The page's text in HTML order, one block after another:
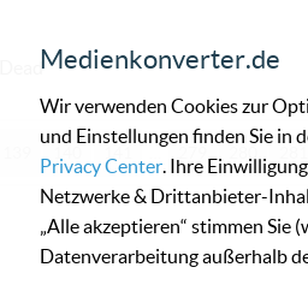
…
Medienkonverter.de
Wir verwenden Cookies zur
und Einstellungen finden Sie in
Privacy Center. Ihre
Netzwerke & Drittanbieter-
„Alle akzeptieren“ stimmen Sie
Datenverarbeitung außerhalb